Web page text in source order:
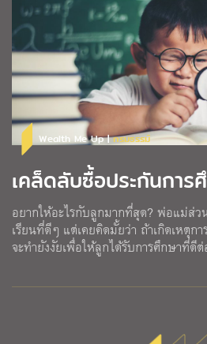
Wealth Me Up |กรมธรรม์
เคล็ดลับซื้อประกันการ
อยากให้อะไรกับลูกมากที่สุด? พ่อแม่ส่
เรียนที่ดีๆ แต่เคยคิดมั้ยว่า ถ้าเกิดเหตุก
จะทำยังงัยเพื่อให้ลูกได้รับการศึกษาที่ดี